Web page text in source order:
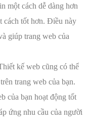
một cách dễ dàng hơn
cách tốt hơn. Điều này
giúp trang web của
kế web cũng có thể
trang web của bạn.
của bạn hoạt động tốt
ứng nhu cầu của người